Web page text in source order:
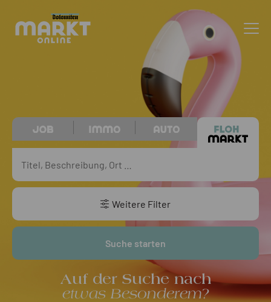
Auf der Suche nach
etwas Besonderem?
Weitere Filter
Suche starten